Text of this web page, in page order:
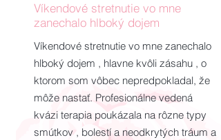
Víkendové stretnutie vo mne
zanechalo hlboký dojem
Víkendové stretnutie vo mne zanechalo
hlboký dojem , hlavne kvôli zásahu , o
ktorom som vôbec nepredpokladal, že
môže nastať. Profesionálne vedená
kvázi terapia poukázala na rôzne typy
smútkov , bolestí a neodkrytých tráum a